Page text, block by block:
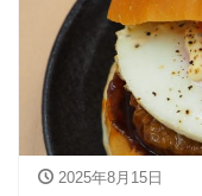
2025年8月15日